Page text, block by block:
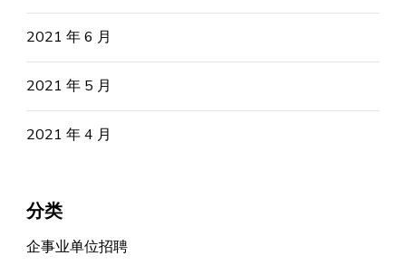
2021 年 6 月
2021 年 5 月
2021 年 4 月
分类
企事业单位招聘